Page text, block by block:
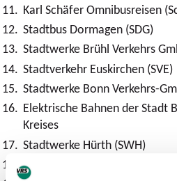
Karl Schäfer Omnibusreisen
Stadtbus Dormagen (SDG)
Stadtwerke Brühl Verkehrs
Stadtverkehr Euskirchen (SVE)
Stadtwerke Bonn Verkehrs-
Elektrische Bahnen der Stadt
Kreises
Stadtwerke Hürth (SWH)
Stadtwerke Wesseling (SWW)